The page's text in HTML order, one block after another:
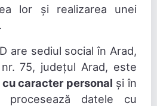
lor și realizarea unei
are sediul social în Arad,
75, județul Arad, este
caracter personal și în
procesează datele cu